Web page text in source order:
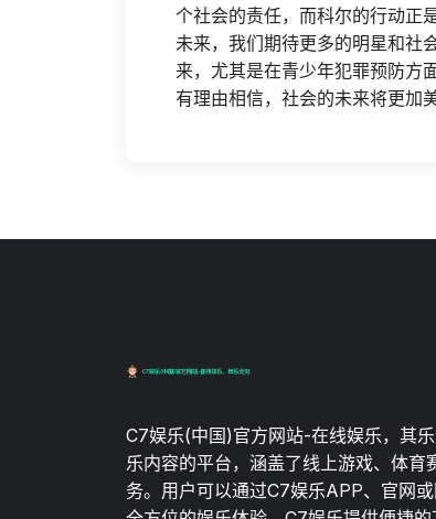
个社会的责任，而科尔的行动正
未来，我们期待更多的明星和社
来，尤其是在青少年犯罪预防方
有理由相信，社会的未来将更加
C7娱乐(中国)官方网站-在线娱乐，其
乐内容的平台，涵盖了线上游戏、体育
务。用户可以通过C7娱乐APP、官网